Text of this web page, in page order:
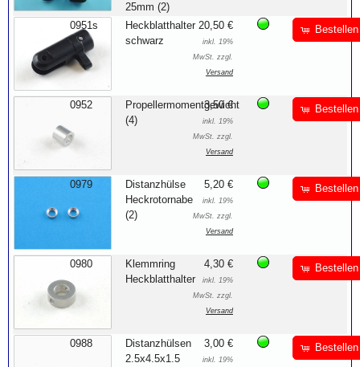
25mm (2)
0951s
Heckblatthalter
schwarz
20,50 €
inkl. 19%
MwSt. zzgl.
Versand
Bestellen
0952
Propellermomentgewicht
(4)
3,50 €
inkl. 19%
MwSt. zzgl.
Versand
Bestellen
0979
Distanzhülse
Heckrotornabe
(2)
5,20 €
inkl. 19%
MwSt. zzgl.
Versand
Bestellen
0980
Klemmring
Heckblatthalter
4,30 €
inkl. 19%
MwSt. zzgl.
Versand
Bestellen
0988
Distanzhülsen
2.5x4.5x1.5
3,00 €
inkl. 19%
Bestellen